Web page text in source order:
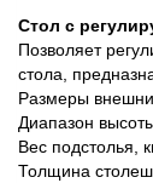
Стол с
Позволяет
стола,
Размеры
Диапазон
Вес подстолья,
Толщина